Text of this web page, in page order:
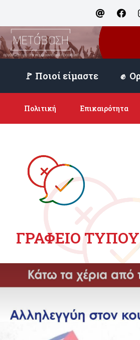
🚩 Ποιοί είμαστε
Πολιτική Επικαιρότητα
ΓΡΑΦΕΙΟ ΤΥΠΟΥ